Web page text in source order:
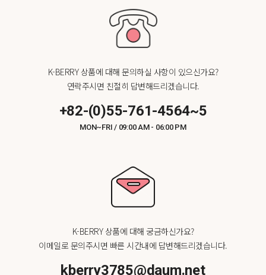
K-BERRY 상품에 대해 문의하실 사항이 있으신가요?
연락주시면 친절히 답변해드리겠습니다.
+82-(0)55-761-4564~5
MON~FRI / 09:00 AM - 06:00 PM
K-BERRY 상품에 대해 궁금하신가요?
이메일로 문의주시면 빠른 시간내에 답변해드리겠습니다.
kberry3785@daum.net